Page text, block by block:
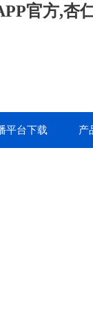
官方,杏
平台下载 产